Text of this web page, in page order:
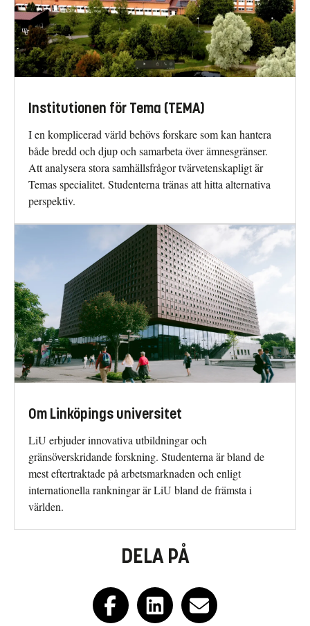
Institutionen för Tema (TEMA)
I en komplicerad värld behövs forskare som kan hantera
både bredd och djup och samarbeta över ämnesgränser.
Att analysera stora samhällsfrågor tvärvetenskapligt är
Temas specialitet. Studenterna tränas att hitta alternativa
perspektiv.
Om Linköpings universitet
LiU erbjuder innovativa utbildningar och
gränsöverskridande forskning. Studenterna är bland de
mest eftertraktade på arbetsmarknaden och enligt
internationella rankningar är LiU bland de främsta i
världen.
DELA PÅ